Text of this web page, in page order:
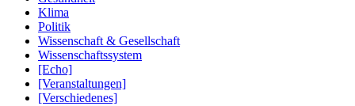
Klima
Politik
Wissenschaft & Gesellschaft
Wissenschaftssystem
[Echo]
[Veranstaltungen]
[Verschiedenes]